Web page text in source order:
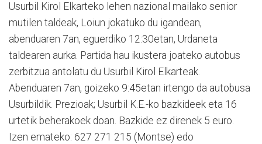
Usurbil Kirol Elkarteko lehen nazional mailako senior
mutilen taldeak, Loiun jokatuko du igandean,
abenduaren 7an, eguerdiko 12:30etan, Urdaneta
taldearen aurka. Partida hau ikustera joateko autobus
zerbitzua antolatu du Usurbil Kirol Elkarteak.
Abenduaren 7an, goizeko 9:45etan irtengo da autobusa
Usurbildik. Prezioak; Usurbil K.E.-ko bazkideek eta 16
urtetik beherakoek doan. Bazkide ez direnek 5 euro.
Izen emateko: 627 271 215 (Montse) edo